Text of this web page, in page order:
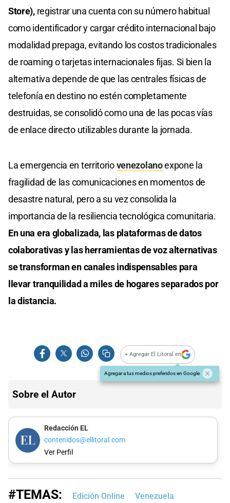
Store), registrar una cuenta con su número habitual
como identificador y cargar crédito internacional bajo
modalidad prepaga, evitando los costos tradicionales
de roaming o tarjetas internacionales fijas. Si bien la
alternativa depende de que las centrales físicas de
telefonía en destino no estén completamente
destruidas, se consolidó como una de las pocas vías
de enlace directo utilizables durante la jornada.
La emergencia en territoriovenezolanoexpone la
fragilidad de las comunicaciones en momentos de
desastre natural, pero a su vez consolida la
importancia de la resiliencia tecnológica comunitaria.
En una era globalizada, las plataformas de datos
colaborativas y las herramientas de voz alternativas
se transforman en canales indispensables para
llevar tranquilidad a miles de hogares separados por
la distancia.
+ Agregar El Litoral en
Agregar a tus medios preferidos en Google
Sobre el Autor
Redacción EL
contenidos@ellitoral.com
Ver Perfil
#TEMAS: Edición Online Venezuela